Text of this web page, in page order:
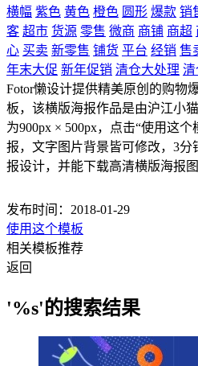
横幅 紫色 黄色 橙色 圆形 爆款 销
客 超市 货源 零售 微商 商铺 商超
心 买卖 新零售 铺货 平台 经销 售
年末大促 新年促销 清仓大处理 清
Fotor懒设计提供精美原创的购物
板，该横版海报作品是由沪江小
为900px × 500px，点击“使用这
报，文字图片背景皆可修改，3
报设计，并能下载高清横版海报图
发布时间：2018-01-29
使用这个模板
相关模板推荐
返回
'%s'的搜索结果